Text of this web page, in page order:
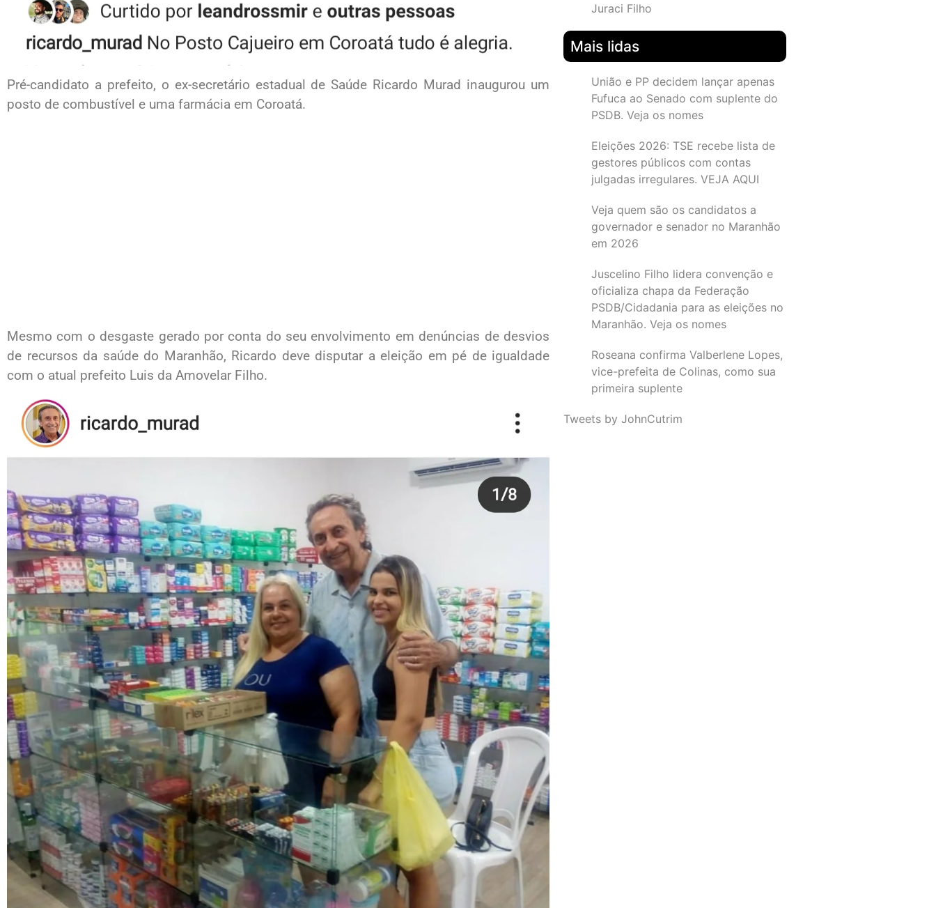
Pré-candidato a prefeito, o ex-secretário estadual de Saúde Ricardo Murad inaugurou um
posto de combustível e uma farmácia em Coroatá.
Mesmo com o desgaste gerado por conta do seu envolvimento em denúncias de desvios
de recursos da saúde do Maranhão, Ricardo deve disputar a eleição em pé de igualdade
com o atual prefeito Luis da Amovelar Filho.
Juraci Filho
Mais lidas
União e PP decidem lançar apenas
Fufuca ao Senado com suplente do
PSDB. Veja os nomes
Eleições 2026: TSE recebe lista de
gestores públicos com contas
julgadas irregulares. VEJA AQUI
Veja quem são os candidatos a
governador e senador no Maranhão
em 2026
Juscelino Filho lidera convenção e
oficializa chapa da Federação
PSDB/Cidadania para as eleições no
Maranhão. Veja os nomes
Roseana confirma Valberlene Lopes,
vice-prefeita de Colinas, como sua
primeira suplente
Tweets by JohnCutrim